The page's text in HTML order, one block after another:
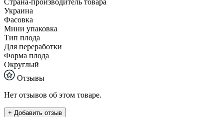
Украина
Фасовка
Мини упаковка
Тип плода
Для переработки
Форма плода
Округлый
Отзывы
Нет отзывов об этом товаре.
+ Добавить отзыв